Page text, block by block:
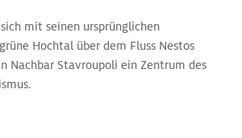
mit seinen ursprünglichen
Hochtal über dem Fluss Nestos
Nachbar Stavroupoli ein Zentrum des